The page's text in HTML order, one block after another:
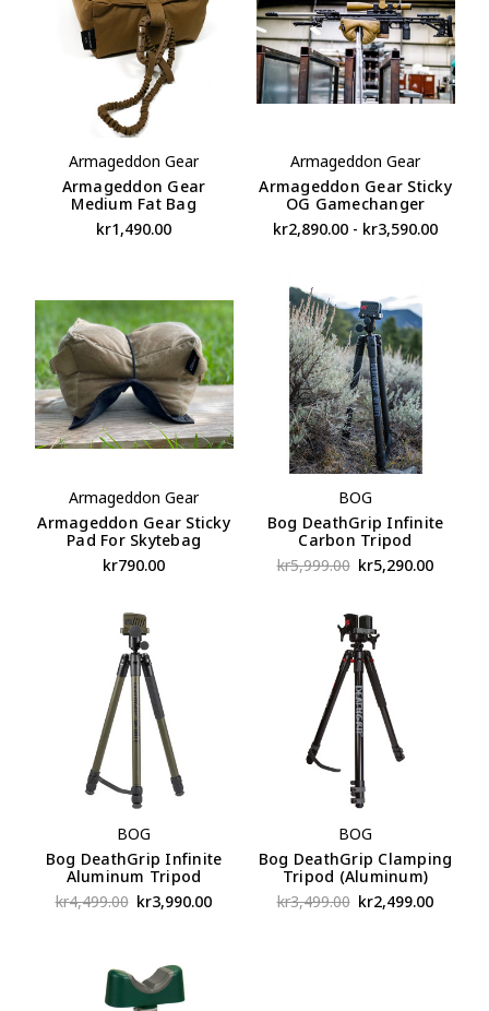
Armageddon Gear
Armageddon Gear
Medium Fat Bag
kr1,490.00
Armageddon Gear
Armageddon Gear Sticky
OG Gamechanger
kr2,890.00 - kr3,590.00
Armageddon Gear
Armageddon Gear Sticky
Pad For Skytebag
kr790.00
BOG
Bog DeathGrip Infinite
Carbon Tripod
kr5,999.00 kr5,290.00
BOG
Bog DeathGrip Infinite
Aluminum Tripod
kr4,499.00 kr3,990.00
BOG
Bog DeathGrip Clamping
Tripod (Aluminum)
kr3,499.00 kr2,499.00